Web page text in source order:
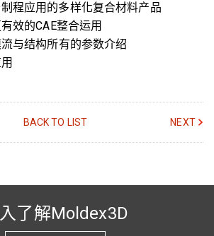
程应用的多样化复合材料产品
效的CAE整合运用
与结构所有的参数介绍
BACK TO LIST NEXT
了解Moldex3D